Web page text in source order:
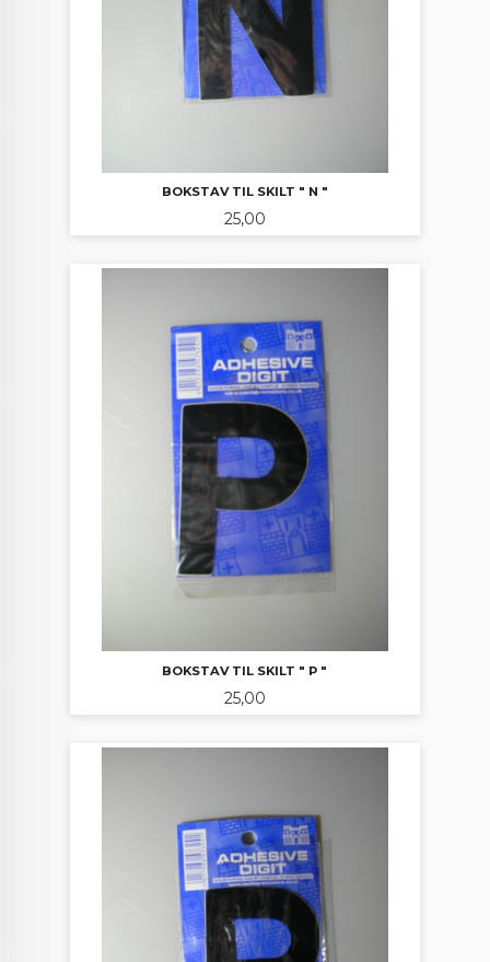
BOKSTAV TIL SKILT " N "
Pris
25,00
BOKSTAV TIL SKILT " P "
Pris
25,00